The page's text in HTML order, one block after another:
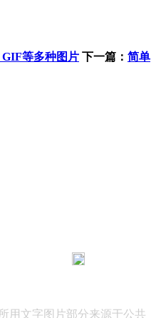
等多种图片 下一篇： 简单
用文字图片部分来源于公共